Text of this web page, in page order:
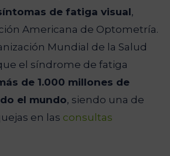
de fatiga visual,
Americana de Optometría.
Mundial de la Salud
el síndrome de fatiga
de 1.000 millones de
el mundo, siendo una de
en las consultas